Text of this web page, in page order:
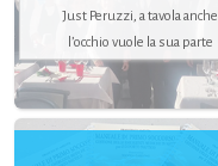
Just Peruzzi, a tavola anche
l’occhio vuole la sua parte